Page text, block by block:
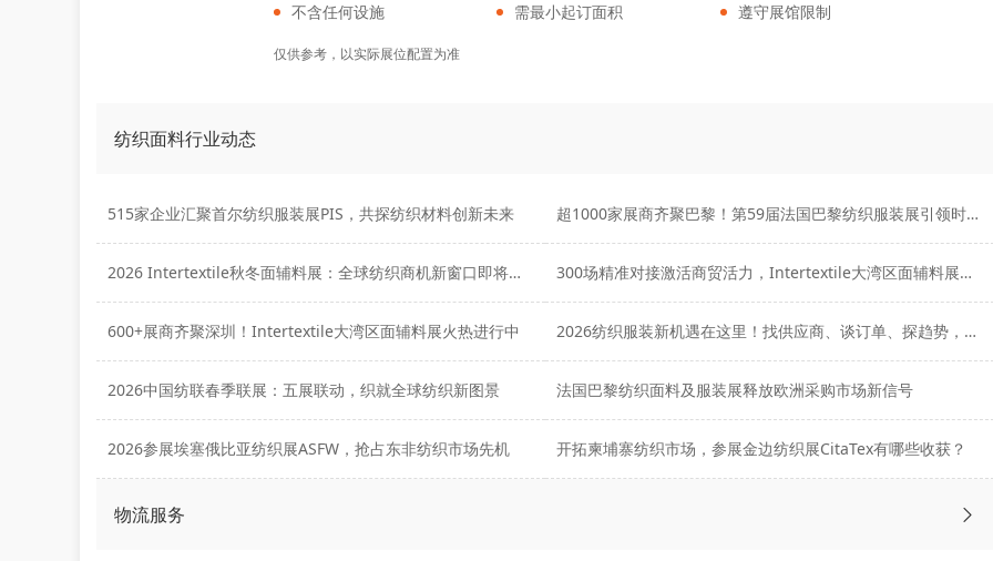
不含任何设施
需最小起订面积 遵守展馆限制
仅供参考，以实际展位配置为准
纺织面料行业动态
515家企业汇聚首尔纺织服装展PIS，共探纺织材料创新未来 超1000家展商齐聚巴黎！第59届法国巴黎纺织服装展引领时尚产业未来
2026 Intertextile秋冬面辅料展：全球纺织商机新窗口即将开启 300场精准对接激活商贸活力，Intertextile大湾区面辅料展圆满落幕
600+展商齐聚深圳！Intertextile大湾区面辅料展火热进行中 2026纺织服装新机遇在这里！找供应商、谈订单、探趋势，一展触达！
2026中国纺联春季联展：五展联动，织就全球纺织新图景 法国巴黎纺织面料及服装展释放欧洲采购市场新信号
2026参展埃塞俄比亚纺织展ASFW，抢占东非纺织市场先机 开拓柬埔寨纺织市场，参展金边纺织展CitaTex有哪些收获？
物流服务